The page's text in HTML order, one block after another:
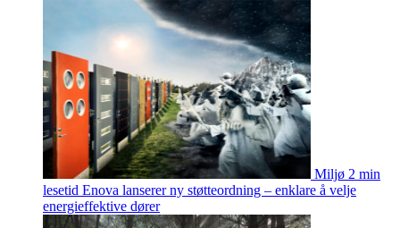
Miljø 2 min
lesetid Enova lanserer ny støtteordning – enklare å velje
energieffektive dører